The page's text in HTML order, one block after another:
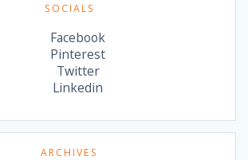
SOCIALS
Facebook
Pinterest
Twitter
Linkedin
ARCHIVES